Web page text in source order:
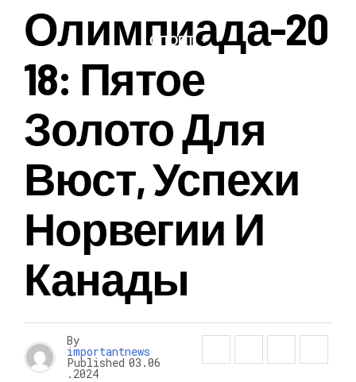
СПОРТ
Олимпиада-20
18: Пятое
Золото Для
Вюст, Успехи
Норвегии И
Канады
By
importantnews
Published 03.06
.2024